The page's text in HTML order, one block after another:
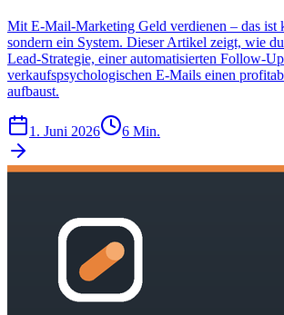
Mit E-Mail-Marketing Geld verdienen – das ist
sondern ein System. Dieser Artikel zeigt, wie
Lead-Strategie, einer automatisierten Follow-
verkaufspsychologischen E-Mails einen
aufbaust.
1. Juni 2026 6 Min.